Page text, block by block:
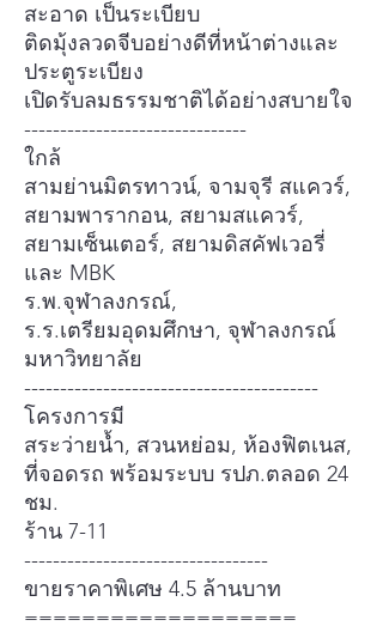
สะอาด เป็นระเบียบ
ติดมุ้งลวดจีบอย่างดีที่หน้าต่างและ
ประตูระเบียง
เปิดรับลมธรรมชาติได้อย่างสบายใจ
-------------------------------
ใกล้
สามย่านมิตรทาวน์, จามจุรี สแควร์,
สยามพารากอน, สยามสแควร์,
สยามเซ็นเตอร์, สยามดิสคัฟเวอรี่
และ MBK
ร.พ.จุฬาลงกรณ์,
ร.ร.เตรียมอุดมศึกษา, จุฬาลงกรณ์
มหาวิทยาลัย
-----------------------------------------
โครงการมี
สระว่ายน้ำ, สวนหย่อม, ห้องฟิตเนส,
ที่จอดรถ พร้อมระบบ รปภ.ตลอด 24
ชม.
ร้าน 7-11
----------------------------------
ขายราคาพิเศษ 4.5 ล้านบาท
===================